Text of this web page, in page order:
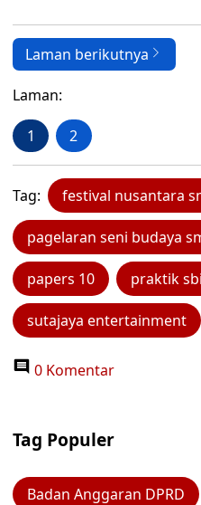
Laman berikutnya
Laman:
1 2
Tag: festival nusantara
pagelaran seni budaya
papers 10 praktik
sutajaya entertainment
0 Komentar
Tag Populer
Badan Anggaran DPRD